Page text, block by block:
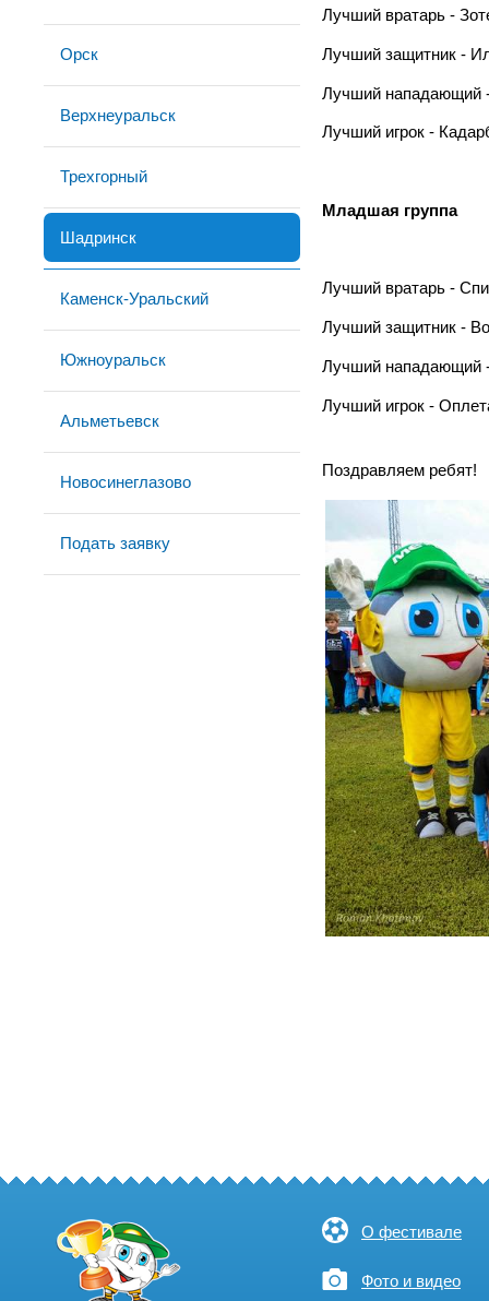
Орск
Верхнеуральск
Трехгорный
Шадринск
Каменск-Уральский
Южноуральск
Альметьевск
Новосинеглазово
Подать заявку
Лучший вратарь -
Лучший защитник -
Лучший нападающий
Лучший игрок -
Младшая группа
Лучший вратарь -
Лучший защитник -
Лучший нападающий
Лучший игрок -
Поздравляем ребят!
О фестивале
Фото и видео